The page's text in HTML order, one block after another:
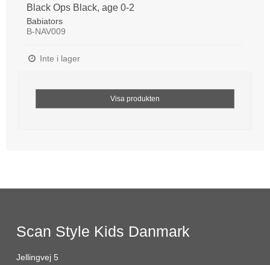
Black Ops Black, age 0-2
Babiators
B-NAV009
Inte i lager
Visa produkten
Scan Style Kids Danmark
Jellingvej 5